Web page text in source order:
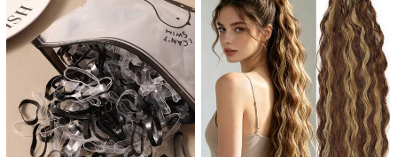
1/8
45 -8% ฿49
2/4 ชิ้น กิ๊บติดผมโบว์ริบบิ้นสีหวานเงางามหลากสี กิ๊บติด
ผมริบบิ้นสีรุ้งไล่เฉดสำหรับเด็กผู้หญิง เหมาะเป็นของ
ขวัญสำหรับเด็กผู้หญิงน่ารัก งานปาร์ตี้วันเกิด กลับโ
รงเรียน วันหยุดฤดูร้อน ลำลองประจำวัน ร้านทำผม การเ
ดินทาง และทุกโอกาส อุปกรณ์เสริมผมที่หรูหรา เครื่องปร
4.33(6)
ประเภทสไตล์